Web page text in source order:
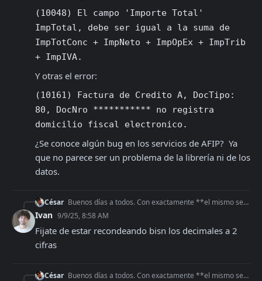
(10048) El campo 'Importe Total'
ImpTotal, debe ser igual a la suma de
ImpTotConc + ImpNeto + ImpOpEx + ImpTrib
+ ImpIVA.
Y otras el error:
(10161) Factura de Credito A, DocTipo:
80, DocNro *********** no registra
domicilio fiscal electronico.
¿Se conoce algún bug en los servicios de AFIP?  Ya
que no parece ser un problema de la librería ni de los
datos.
César Buenos días a todos. Con exactamente **el mismo set de datos** al intentar generar un comprobante en el **ambiente de homologación** usando la librería para PHP
Ivan 9/9/25, 8:58 AM
Fijate de estar recondeando bisn los decimales a 2
cifras
César Buenos días a todos. Con exactamente **el mismo set de datos** al intentar generar un comprobante en el **ambiente de homologación** usando la librería para PHP